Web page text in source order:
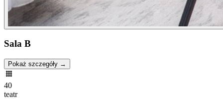
Sala B
Pokaż szczegóły →
40
teatr